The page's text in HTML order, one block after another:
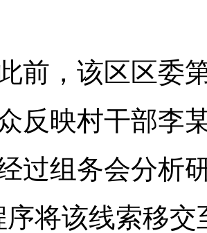
，该区区委第
反映村干部李
过组务会分析
序将该线索移